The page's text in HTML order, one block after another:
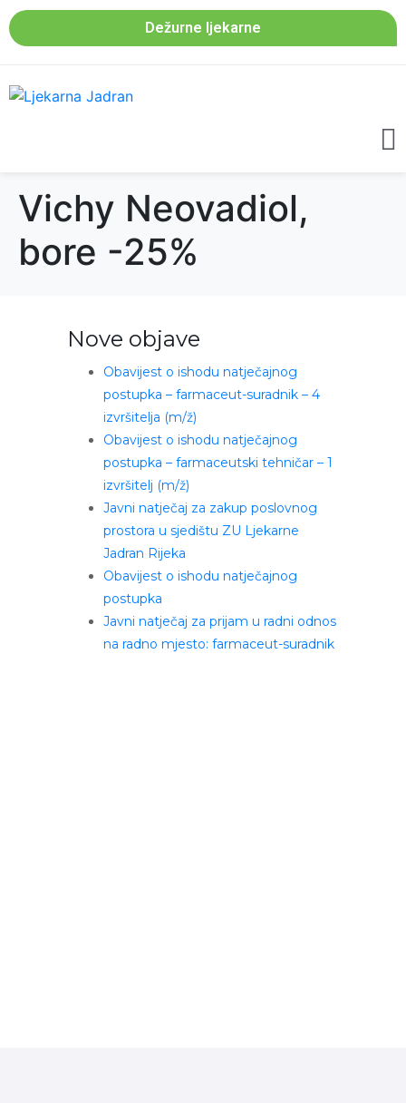
Dežurne ljekarne
Vichy Neovadiol,
bore -25%
Nove objave
Obavijest o ishodu natječajnog
postupka – farmaceut-suradnik – 4
izvršitelja (m/ž)
Obavijest o ishodu natječajnog
postupka – farmaceutski tehničar – 1
izvršitelj (m/ž)
Javni natječaj za zakup poslovnog
prostora u sjedištu ZU Ljekarne
Jadran Rijeka
Obavijest o ishodu natječajnog
postupka
Javni natječaj za prijam u radni odnos
na radno mjesto: farmaceut-suradnik